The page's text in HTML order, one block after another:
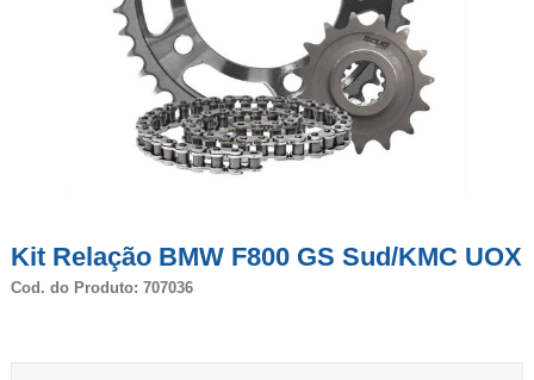
Kit Relação BMW F800 GS Sud/KMC UOX
Cod. do Produto: 707036